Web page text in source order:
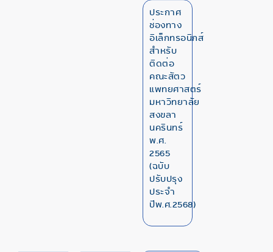
ประกาศ
ช่องทาง
อิเล็กทรอนิกส์
สำหรับ
ติดต่อ
คณะสัตว
แพทยศาสตร์
มหาวิทยาลัย
สงขลา
นครินทร์
พ.ศ.
2565
(ฉบับ
ปรับปรุง
ประจำ
ปีพ.ศ.2568)